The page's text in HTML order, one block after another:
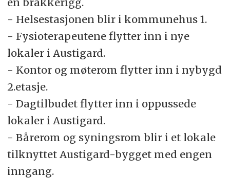
- Helsestasjonen blir i kommunehus 1.
- Fysioterapeutene flytter inn i nye
lokaler i Austigard.
- Kontor og møterom flytter inn i nybygd
2.etasje.
- Dagtilbudet flytter inn i oppussede
lokaler i Austigard.
- Bårerom og syningsrom blir i et lokale
tilknyttet Austigard-bygget med engen
inngang.